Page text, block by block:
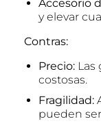
Accesorio
y elevar
Contras:
Precio:Las
costosas.
Fragilidad:
pueden